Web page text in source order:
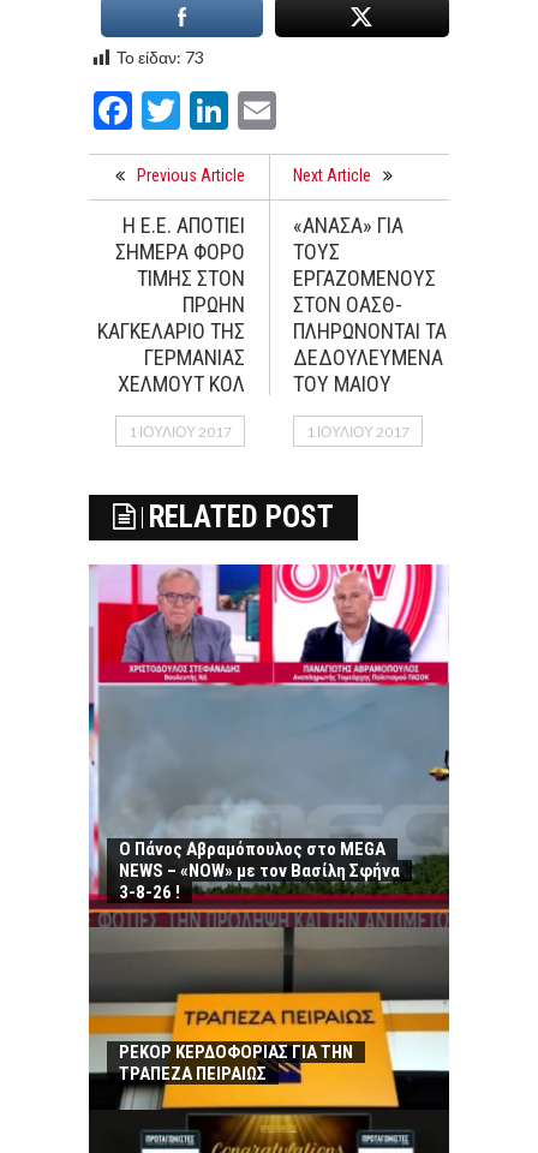
Το είδαν: 73
Facebook
TwitterLinkedIn
Previous Article
Η Ε.Ε. ΑΠΟΤΙΕΙ
ΣΗΜΕΡΑ ΦΟΡΟ
ΤΙΜΗΣ ΣΤΟΝ
ΠΡΩΗΝ
ΚΑΓΚΕΛΑΡΙΟ ΤΗΣ
ΓΕΡΜΑΝΙΑΣ
ΧΕΛΜΟΥΤ ΚΟΛ
1 ΙΟΥΛΊΟΥ 2017
Next Article
«ΑΝΑΣΑ» ΓΙΑ
ΤΟΥΣ
ΕΡΓΑΖΟΜΕΝΟΥΣ
ΣΤΟΝ ΟΑΣΘ-
ΠΛΗΡΩΝΟΝΤΑΙ ΤΑ
ΔΕΔΟΥΛΕΥΜΕΝΑ
ΤΟΥ ΜΑΙΟΥ
1 ΙΟΥΛΊΟΥ 2017
RELATED POST
Ο Πάνος Αβραμόπουλος στο MEGA
NEWS – «NOW» με τον Βασίλη Σφήνα
3-8-26 !
ΡΕΚΟΡ ΚΕΡΔΟΦΟΡΙΑΣ ΓΙΑ ΤΗΝ
ΤΡΑΠΕΖΑ ΠΕΙΡΑΙΩΣ